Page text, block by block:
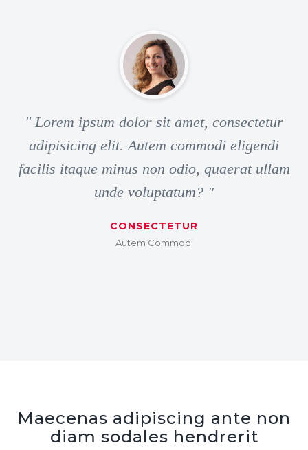
" Lorem ipsum dolor sit amet, consectetur
adipisicing elit. Autem commodi eligendi
facilis itaque minus non odio, quaerat ullam
unde voluptatum? "
CONSECTETUR
Autem Commodi
Maecenas adipiscing ante non
diam sodales hendrerit